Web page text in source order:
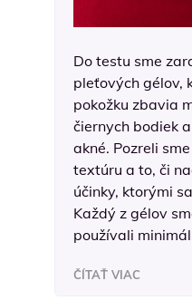
Do testu sme
pleťových gélov,
pokožku zbavia
čiernych bodiek
akné. Pozreli
textúru a to, či
účinky, ktorými
Každý z gélov
používali
ČÍTAŤ VIAC